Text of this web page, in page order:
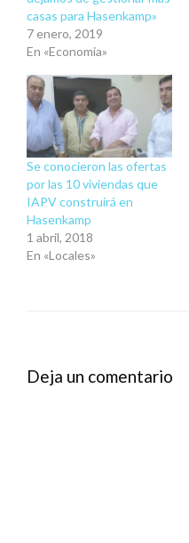
casas para Hasenkamp»
7 enero, 2019
En «Economia»
Se conocieron las ofertas
por las 10 viviendas que
IAPV construirá en
Hasenkamp
1 abril, 2018
En «Locales»
Deja un comentario